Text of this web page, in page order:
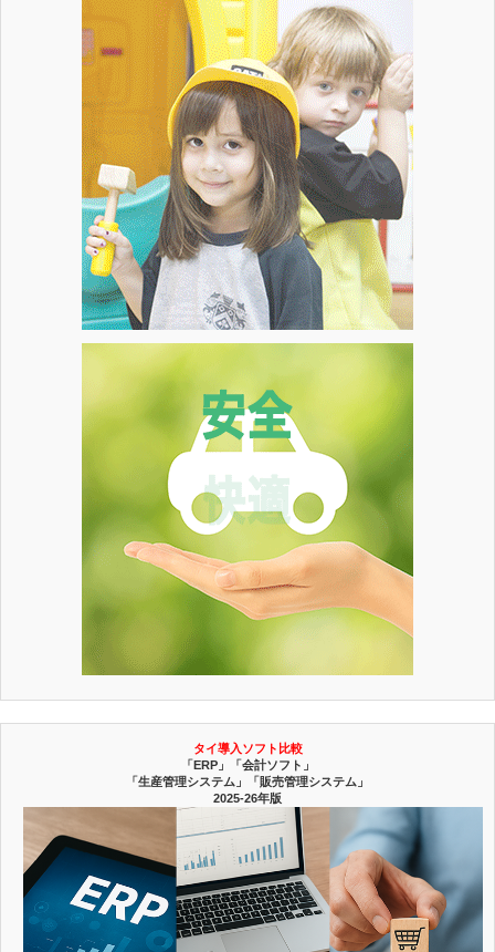
タイ導入ソフト比較
「ERP」「会計ソフト」
「生産管理システム」「販売管理システム」
2025-26年版